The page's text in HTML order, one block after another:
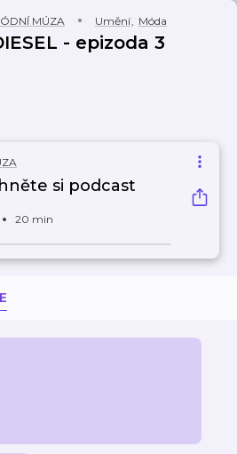
MÚZA Umění, Móda
- epizoda 3
si podcast
20 min